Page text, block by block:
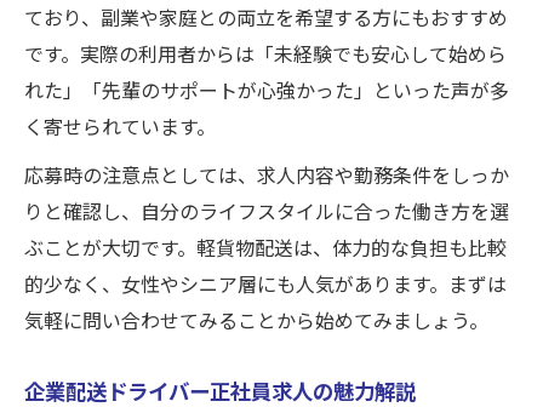
ストレスの少ない職場で女性ドライバーが
増加中
企業配送で不在が少ない働き方のポイント
立川のドライバー求人で得られるサポート
体制
企業配送を選ぶなら不在の少なさが鍵
不在が少ない企業配送の軽貨物ドライバー
とは
ドライバー求人選びで重視したい不在率の
ており、副業や家庭との両立を希望する方にもおすすめ
です。実際の利用者からは「未経験でも安心して始めら
れた」「先輩のサポートが心強かった」といった声が多
く寄せられています。
応募時の注意点としては、求人内容や勤務条件をしっか
りと確認し、自分のライフスタイルに合った働き方を選
ぶことが大切です。軽貨物配送は、体力的な負担も比較
的少なく、女性やシニア層にも人気があります。まずは
気軽に問い合わせてみることから始めてみましょう。
企業配送ドライバー正社員求人の魅力解説